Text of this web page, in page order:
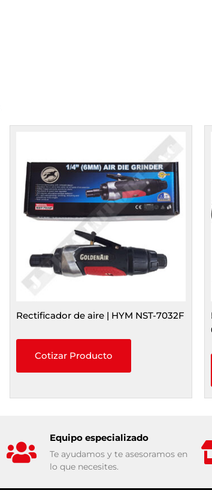
Rectificador de aire | HYM NST-7032F
Cotizar Producto
Equipo especializado
Te ayudamos y te asesoramos en
lo que necesites.